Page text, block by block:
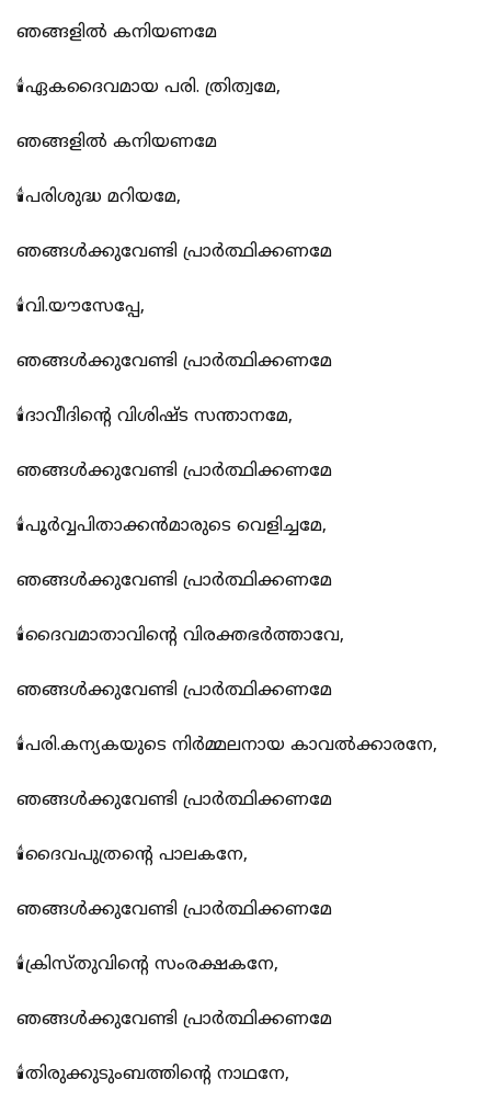
ഞങ്ങളിൽ കനിയണമേ
🕯️ഏകദൈവമായ പരി. ത്രിത്വമേ,
ഞങ്ങളിൽ കനിയണമേ
🕯️പരിശുദ്ധ മറിയമേ,
ഞങ്ങൾക്കുവേണ്ടി പ്രാർത്ഥിക്കണമേ
🕯️വി.യൗസേപ്പേ,
ഞങ്ങൾക്കുവേണ്ടി പ്രാർത്ഥിക്കണമേ
🕯️ദാവീദിന്റെ വിശിഷ്ട സന്താനമേ,
ഞങ്ങൾക്കുവേണ്ടി പ്രാർത്ഥിക്കണമേ
🕯️പൂർവ്വപിതാക്കൻമാരുടെ വെളിച്ചമേ,
ഞങ്ങൾക്കുവേണ്ടി പ്രാർത്ഥിക്കണമേ
🕯️ദൈവമാതാവിന്റെ വിരക്തഭർത്താവേ,
ഞങ്ങൾക്കുവേണ്ടി പ്രാർത്ഥിക്കണമേ
🕯️പരി.കന്യകയുടെ നിർമ്മലനായ കാവൽക്കാരനേ,
ഞങ്ങൾക്കുവേണ്ടി പ്രാർത്ഥിക്കണമേ
🕯️ദൈവപുത്രന്റെ പാലകനേ,
ഞങ്ങൾക്കുവേണ്ടി പ്രാർത്ഥിക്കണമേ
🕯️ക്രിസ്തുവിന്റെ സംരക്ഷകനേ,
ഞങ്ങൾക്കുവേണ്ടി പ്രാർത്ഥിക്കണമേ
🕯️തിരുക്കുടുംബത്തിന്റെ നാഥനേ,